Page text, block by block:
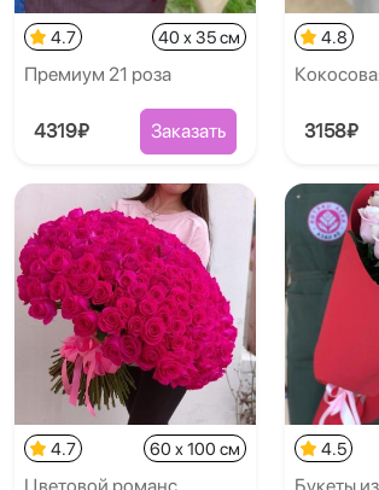
4.7 40 x 35 см
Премиум 21 роза
4319₽ Заказать
4.8
3158₽
4.7 60 x 100 см 4.5